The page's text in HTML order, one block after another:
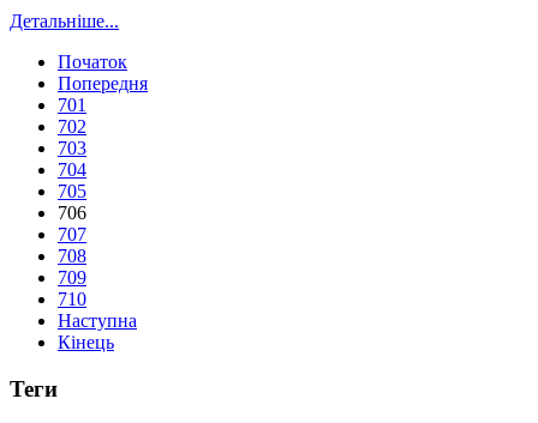
Детальніше...
Початок
Попередня
701
702
703
704
705
706
707
708
709
710
Наступна
Кінець
Теги